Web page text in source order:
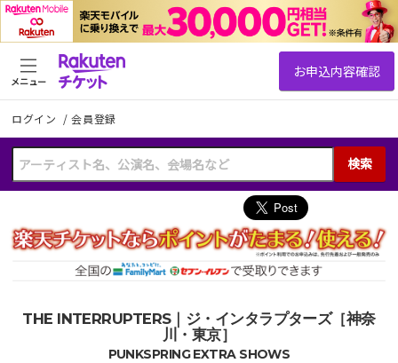
ログイン /会員登録
検索
メニュー
THE INTERRUPTERS｜ジ・インタラプターズ［神奈
川・東京］
PUNKSPRING EXTRA SHOWS